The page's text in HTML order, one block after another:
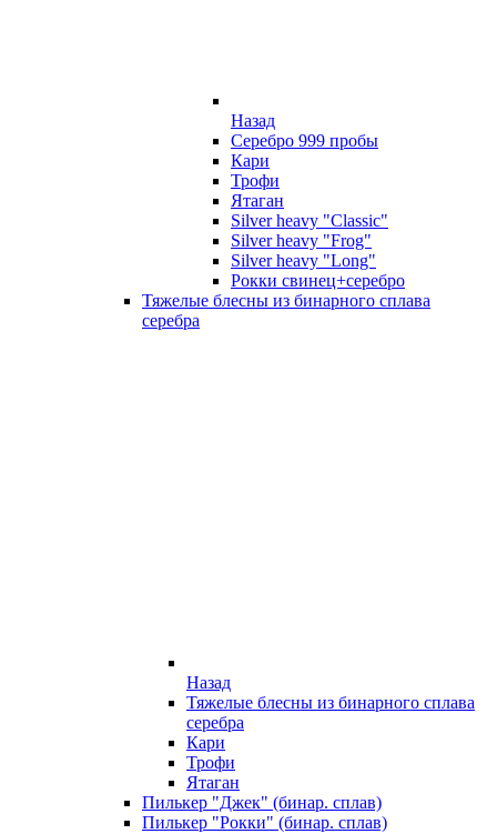
Назад
Серебро 999 пробы
Кари
Трофи
Ятаган
Silver heavy "Classic"
Silver heavy "Frog"
Silver heavy "Long"
Рокки свинец+серебро
Тяжелые блесны из бинарного сплава
серебра
Назад
Тяжелые блесны из бинарного сплава
серебра
Кари
Трофи
Ятаган
Пилькер "Джек" (бинар. сплав)
Пилькер "Рокки" (бинар. сплав)